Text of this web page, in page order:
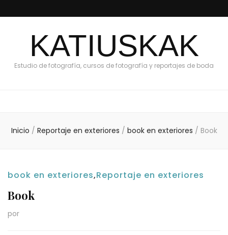
KATIUSKAK
Estudio de fotografía, cursos de fotografía y reportajes de boda
Inicio / Reportaje en exteriores / book en exteriores / Book
book en exteriores,Reportaje en exteriores
Book
por